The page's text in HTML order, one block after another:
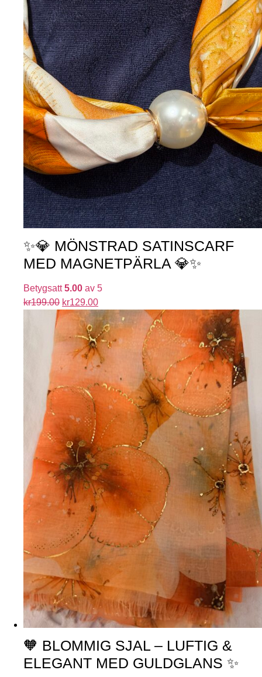
✨💎 MÖNSTRAD SATINSCARF
MED MAGNETPÄRLA 💎✨
Betygsatt5.00 av 5
kr199.00 kr129.00
🧡 BLOMMIG SJAL – LUFTIG &
ELEGANT MED GULDGLANS ✨